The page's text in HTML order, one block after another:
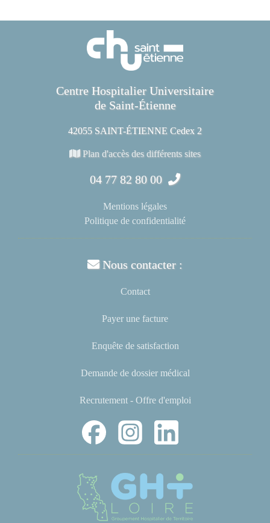
Centre Hospitalier Universitaire
de Saint-Étienne
42055 SAINT-ÉTIENNE Cedex 2
Plan d'accès des différents sites
04 77 82 80 00
Mentions légales
Politique de confidentialité
Nous contacter :
Contact
Payer une facture
Enquête de satisfaction
Demande de dossier médical
Recrutement - Offre d'emploi